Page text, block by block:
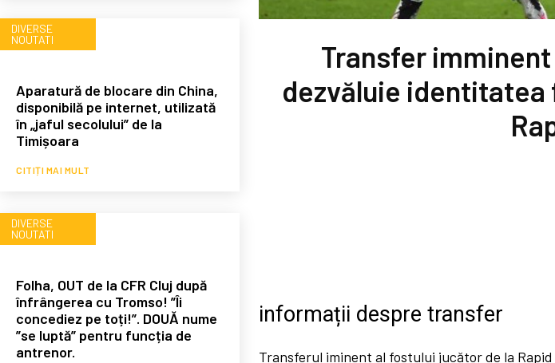
DIVERSE
NOUTATI
Aparatură de blocare din China,
disponibilă pe internet, utilizată
în „jaful secolului” de la
Timișoara
CITIȚI MAI MULT
DIVERSE
NOUTATI
Folha, OUT de la CFR Cluj după
înfrângerea cu Tromso! ”Îi
concediez pe toți!”. DOUĂ nume
”se luptă” pentru funcția de
antrenor.
Transfer imminent
dezvăluie
informații despre transfer
Transferul iminent al fostului jucător de la